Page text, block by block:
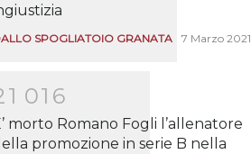
SPOGLIATOIO GRANATA 7 Marzo 2021
1 01 6
morto Romano Fogli l’allenatore
promozione in serie B nella